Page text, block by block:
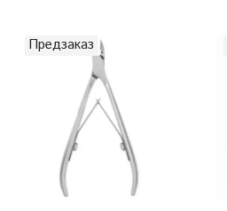
Предзаказ